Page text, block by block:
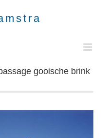
gooische brink